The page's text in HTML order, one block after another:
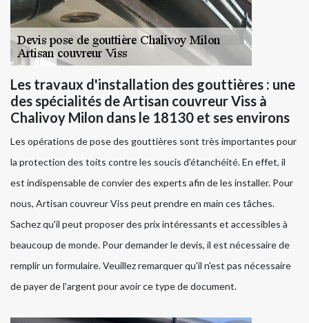
Les travaux d'installation des gouttières : une
des spécialités de Artisan couvreur Viss à
Chalivoy Milon dans le 18130 et ses environs
Les opérations de pose des gouttières sont très importantes pour
la protection des toits contre les soucis d'étanchéité. En effet, il
est indispensable de convier des experts afin de les installer. Pour
nous, Artisan couvreur Viss peut prendre en main ces tâches.
Sachez qu'il peut proposer des prix intéressants et accessibles à
beaucoup de monde. Pour demander le devis, il est nécessaire de
remplir un formulaire. Veuillez remarquer qu'il n'est pas nécessaire
de payer de l'argent pour avoir ce type de document.